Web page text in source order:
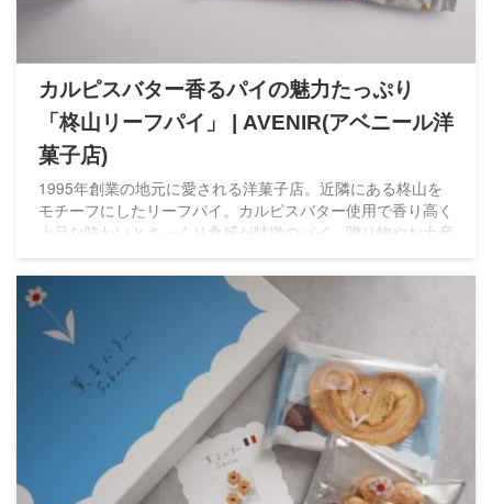
カルピスバター香るパイの魅力たっぷり
「柊山リーフパイ」 | AVENIR(アベニール洋
菓子店)
1995年創業の地元に愛される洋菓子店。近隣にある柊山を
モチーフにしたリーフパイ。カルピスバター使用で香り高く
上品な味わいとさっくり食感が特徴のパイ。贈り物やお土産